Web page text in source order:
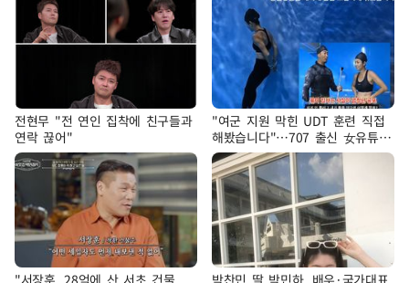
전현무 "전 연인 집착에 친구들과
연락 끊어"
"여군 지원 막힌 UDT 훈련 직접
해봤습니다"…707 출신 女유튜버
'완벽 소화'